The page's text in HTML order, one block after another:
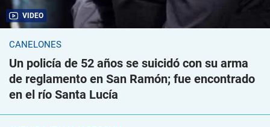
VIDEO
CANELONES
Un policía de 52 años se suicidó con su arma
de reglamento en San Ramón; fue encontrado
en el río Santa Lucía